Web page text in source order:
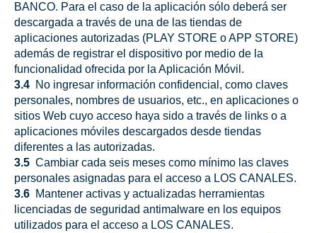
BANCO. Para el caso de la aplicación sólo deberá ser
descargada a través de una de las tiendas de
aplicaciones autorizadas (PLAY STORE o APP STORE)
además de registrar el dispositivo por medio de la
funcionalidad ofrecida por la Aplicación Móvil.
3.4 No ingresar información confidencial, como claves
personales, nombres de usuarios, etc., en aplicaciones o
sitios Web cuyo acceso haya sido a través de links o a
aplicaciones móviles descargados desde tiendas
diferentes a las autorizadas.
3.5 Cambiar cada seis meses como mínimo las claves
personales asignadas para el acceso a LOS CANALES.
3.6 Mantener activas y actualizadas herramientas
licenciadas de seguridad antimalware en los equipos
utilizados para el acceso a LOS CANALES.